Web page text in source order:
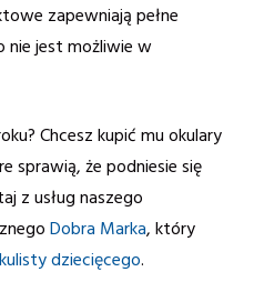
zapewniają pełne
nie jest możliwie w
Chcesz kupić mu okulary
sprawią, że podniesie się
z usług naszego
Dobra Marka, który
dziecięcego.